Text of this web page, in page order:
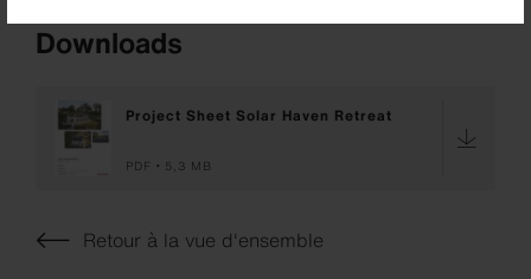
Downloads
Project Sheet Solar Haven Retreat
PDF 5,3 MB
Retour à la vue d'ensemble